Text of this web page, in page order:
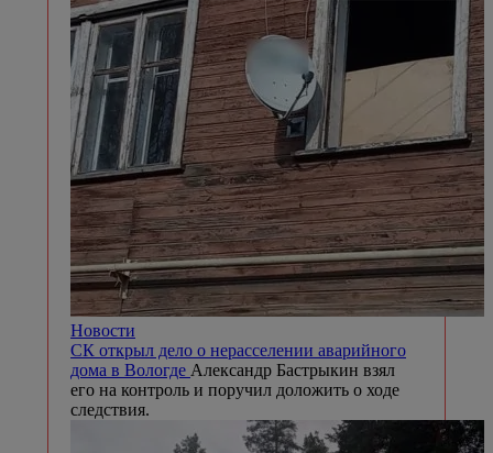
Новости
СК открыл дело о нерасселении аварийного
дома в Вологде Александр Бастрыкин взял
его на контроль и поручил доложить о ходе
следствия.